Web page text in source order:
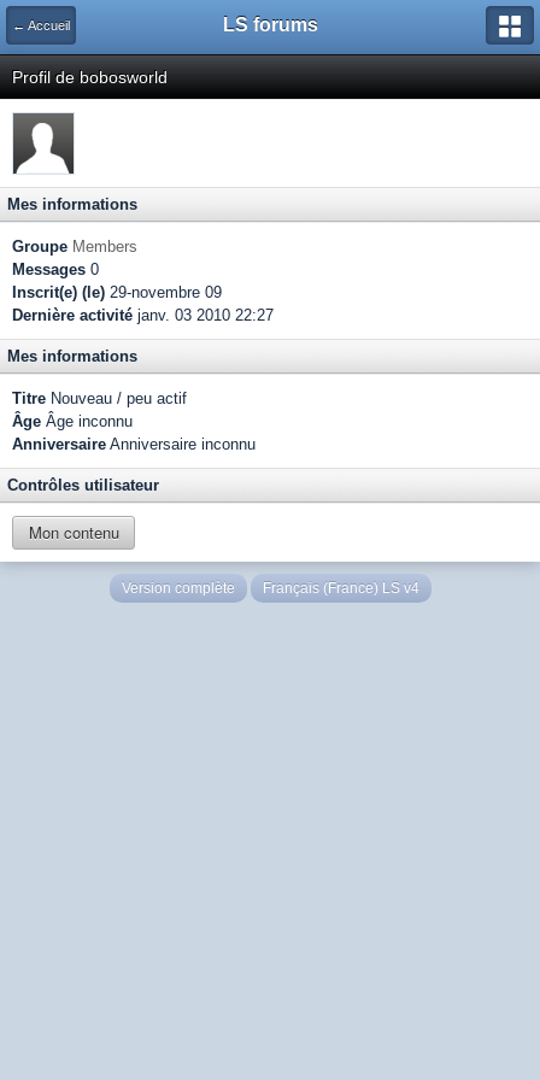
← Accueil LS forums
Profil de bobosworld
Mes informations
Groupe Members
Messages 0
Inscrit(e) (le) 29-novembre 09
Dernière activité janv. 03 2010 22:27
Mes informations
Titre Nouveau / peu actif
Âge Âge inconnu
Anniversaire Anniversaire inconnu
Contrôles utilisateur
Mon contenu
Version complète Français (France) LS v4